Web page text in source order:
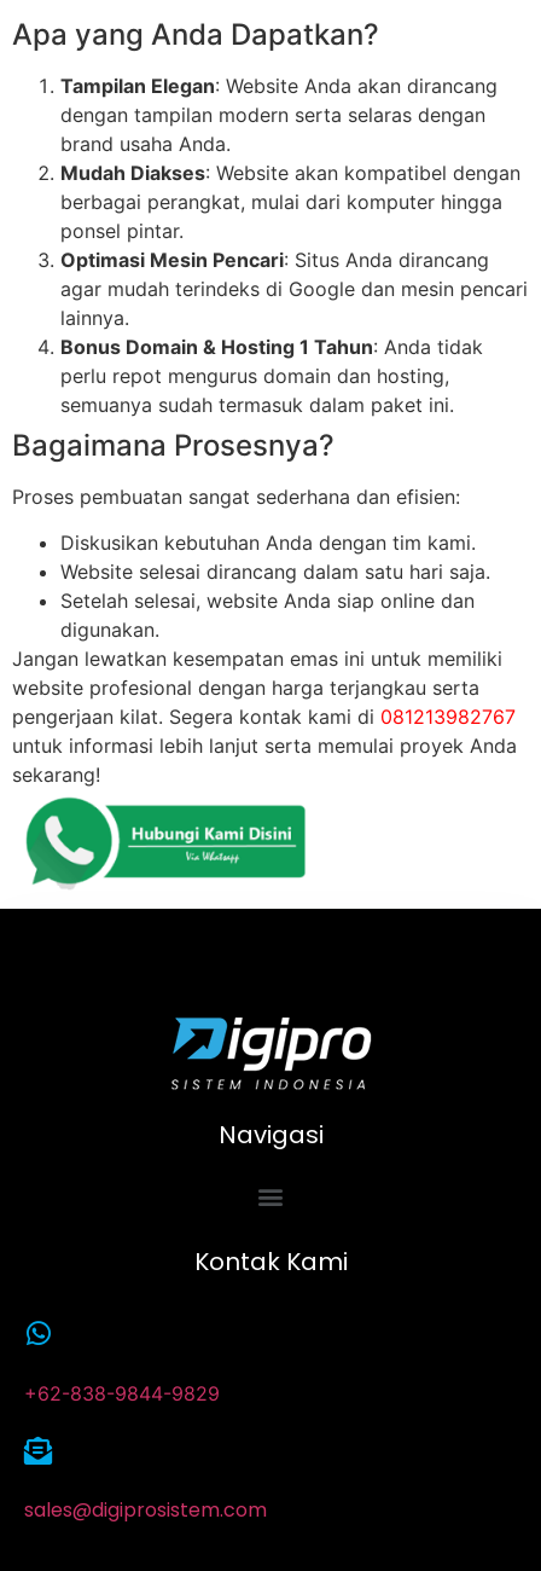
Apa yang Anda Dapatkan?
Tampilan Elegan: Website Anda akan dirancang
dengan tampilan modern serta selaras dengan
brand usaha Anda.
Mudah Diakses: Website akan kompatibel dengan
berbagai perangkat, mulai dari komputer hingga
ponsel pintar.
Optimasi Mesin Pencari: Situs Anda dirancang
agar mudah terindeks di Google dan mesin pencari
lainnya.
Bonus Domain & Hosting 1 Tahun: Anda tidak
perlu repot mengurus domain dan hosting,
semuanya sudah termasuk dalam paket ini.
Bagaimana Prosesnya?
Proses pembuatan sangat sederhana dan efisien:
Diskusikan kebutuhan Anda dengan tim kami.
Website selesai dirancang dalam satu hari saja.
Setelah selesai, website Anda siap online dan
digunakan.
Jangan lewatkan kesempatan emas ini untuk memiliki
website profesional dengan harga terjangkau serta
pengerjaan kilat. Segera kontak kami di 081213982767
untuk informasi lebih lanjut serta memulai proyek Anda
sekarang!
Navigasi
Kontak Kami
+62-838-9844-9829
sales@digiprosistem.com